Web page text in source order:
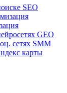
SEO
GEO
сетях SMM
карты